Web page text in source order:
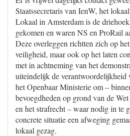
Staatssecretaris van IenW, het
Lokaal in Amsterdam is de
gekomen en waren NS en ProRail
Deze overleggen richtten zich op
veiligheid, maar ook op het laten
met in achtneming van het
uiteindelijk de verantwoordelijkheid
het Openbaar Ministerie om –
bevoegdheden op grond van de
en het strafrecht – waar nodig in te
concrete situatie een afweging
lokaal gezag.